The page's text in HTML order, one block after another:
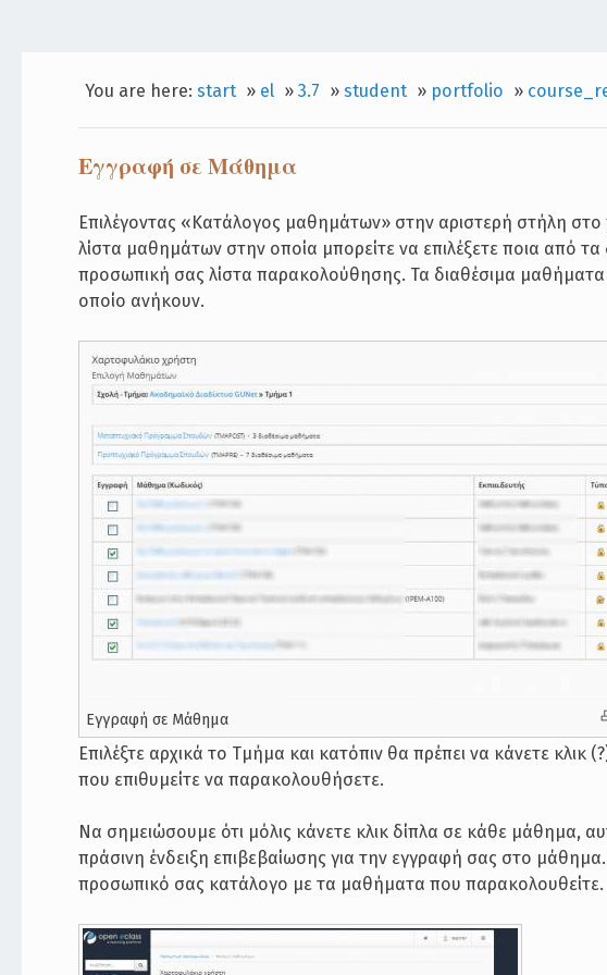
You are here: start » el » 3.7 » student » portfolio »
Εγγραφή σε Μάθημα
Επιλέγοντας «Κατάλογος μαθημάτων» στην αριστερή στήλη
λίστα μαθημάτων στην οποία μπορείτε να επιλέξετε ποια από
προσωπική σας λίστα παρακολούθησης. Τα διαθέσιμα
οποίο ανήκουν.
Εγγραφή σε Μάθημα
Επιλέξτε αρχικά το Τμήμα και κατόπιν θα πρέπει να κάνετε
που επιθυμείτε να παρακολουθήσετε.
Να σημειώσουμε ότι μόλις κάνετε κλικ δίπλα σε κάθε μάθημα,
πράσινη ένδειξη επιβεβαίωσης για την εγγραφή σας στο
προσωπικό σας κατάλογο με τα μαθήματα που παρακολουθείτε.